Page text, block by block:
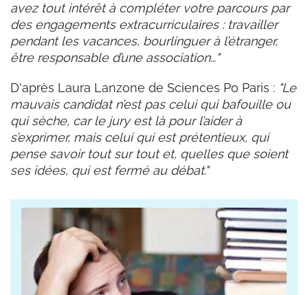
avez tout intérêt à compléter votre parcours par
des engagements extracurriculaires : travailler
pendant les vacances, bourlinguer à l’étranger,
être responsable d’une association…"
D'après Laura Lanzone de Sciences Po Paris : "Le
mauvais candidat n’est pas celui qui bafouille ou
qui sèche, car le jury est là pour l’aider à
s’exprimer, mais celui qui est prétentieux, qui
pense savoir tout sur tout et, quelles que soient
ses idées, qui est fermé au débat."